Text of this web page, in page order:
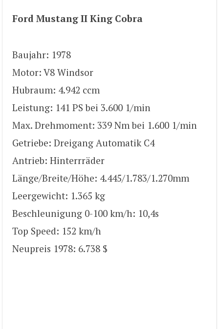
Ford Mustang II King Cobra
Baujahr: 1978
Motor: V8 Windsor
Hubraum: 4.942 ccm
Leistung: 141 PS bei 3.600 1/min
Max. Drehmoment: 339 Nm bei 1.600 1/min
Getriebe: Dreigang Automatik C4
Antrieb: Hinterrräder
Länge/Breite/Höhe: 4.445/1.783/1.270mm
Leergewicht: 1.365 kg
Beschleunigung 0-100 km/h: 10,4s
Top Speed: 152 km/h
Neupreis 1978: 6.738 $